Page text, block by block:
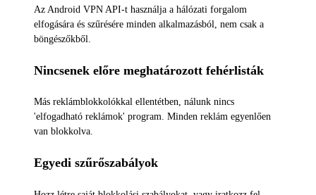
Az Android VPN API-t használja a hálózati forgalom
elfogására és szűrésére minden alkalmazásból, nem csak a
böngészőkből.
Nincsenek előre meghatározott fehérlisták
Más reklámblokkolókkal ellentétben, nálunk nincs
'elfogadható reklámok' program. Minden reklám egyenlően
van blokkolva.
Egyedi szűrőszabályok